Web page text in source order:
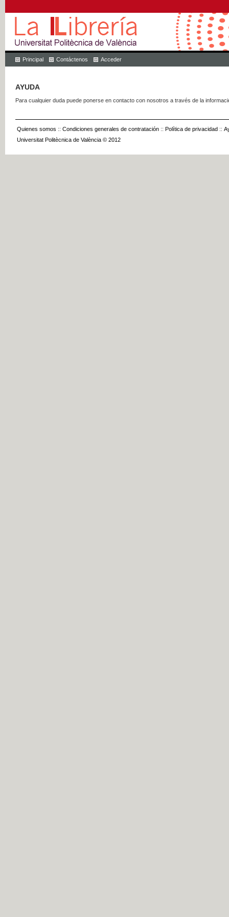
Principal Contáctenos Acceder
AYUDA
Para cualquier duda puede ponerse en contacto con nosotros a través de la
Quienes somos :: Condiciones generales de contratación :: Política de privacidad ::
Universitat Politècnica de València © 2012